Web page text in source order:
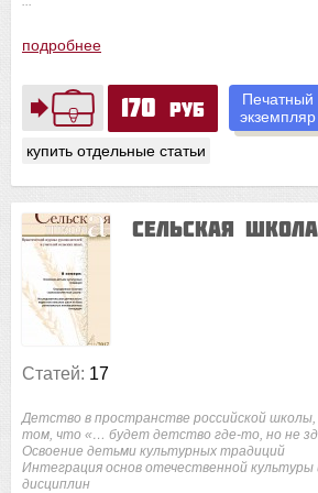
170 руб
купить отдельные статьи
Печатный
экземпляр
подробнее
Сельская школа
Статей: 17
Детство в пространстве российской
том, что «… будет детство где-то, но не
Освоение детьми культурных традиций
Интеграция основ отечественной культуры
дисциплин